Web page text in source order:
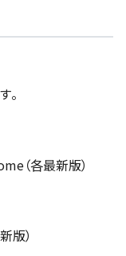
。
（各最新版）
版）